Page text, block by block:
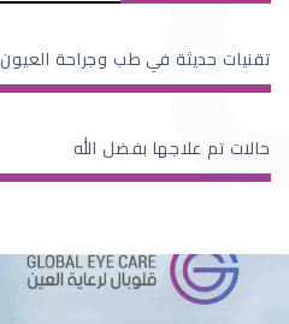
تقنيات حديثة في طب وجراحة العيون
حالات تم علاجها بفضل الله